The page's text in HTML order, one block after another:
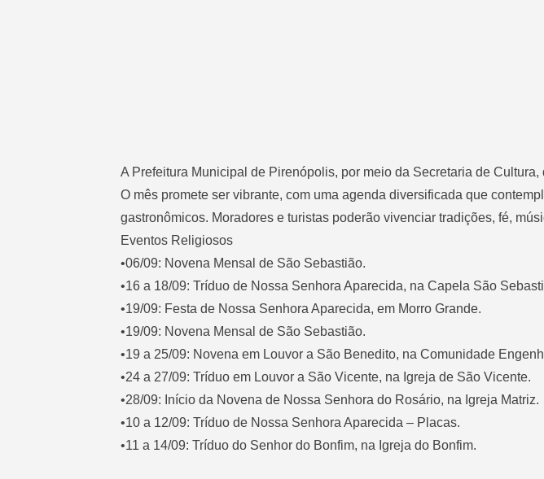
A Prefeitura Municipal de Pirenópolis, por meio da Secretaria de
O mês promete ser vibrante, com uma agenda diversificada que
gastronômicos. Moradores e turistas poderão vivenciar tradições, fé,
Eventos Religiosos
•06/09: Novena Mensal de São Sebastião.
•16 a 18/09: Tríduo de Nossa Senhora Aparecida, na Capela São
•19/09: Festa de Nossa Senhora Aparecida, em Morro Grande.
•19/09: Novena Mensal de São Sebastião.
•19 a 25/09: Novena em Louvor a São Benedito, na Comunidade
•24 a 27/09: Tríduo em Louvor a São Vicente, na Igreja de São Vicente.
•28/09: Início da Novena de Nossa Senhora do Rosário, na Igreja Matriz.
•10 a 12/09: Tríduo de Nossa Senhora Aparecida – Placas.
•11 a 14/09: Tríduo do Senhor do Bonfim, na Igreja do Bonfim.